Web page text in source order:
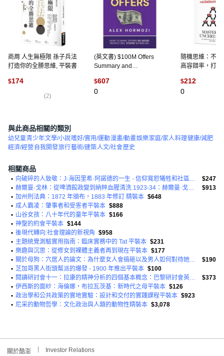
商周 人生無極限 孫子兵法
打造你的全勝思維, 平裝書
$174
(2)
(英文書) $100M Offers
Summary and
Make Offers So Good
People Feel Stupi... 精裝
$607
0
隨機思維：不
高容錯率，打破
書
$212
0
與此商品相關的類別
幼兒童青少年文學/小說嗜好/實用/運動漫畫/動畫娛樂家庭/家人料理健康/減肥
經濟/經營 自我開發旅行藝術/建築人文/社會歷史
相關商品
• 向破碎的人致敬：J·海因里希·阿諾德的一生 - 信仰寬恕犧牲和社區精裝的真實故事
$247
•
赫爾曼·戈林：從啤酒館政變到納粹血腥清洗 1923-34：赫爾曼·戈林的個人相簿。第 2 卷精裝本
$913
• 加州刑法典：1872 年頒布，1883 年修訂 精裝本 $648
• 成人霸凌：肇事者和受害者平裝本 $888
• 山谷女孩：八十年代的童年平裝本 $166
• 神聖的約會平裝本 $144
• 後現代轉向:社會理論的新視角 $958
• 主題統覺測驗實用指南：臨床實務中的 Tat 平裝本 $231
• 樂趣與沉思：從修女到裸體主義者再到現在平裝本 $177
•
關於母狗：穴居人的論文：為什麼女人會搞砸以及男人如何對待她們平裝本
$190
• 芝加哥黑人街頭幫派的爆發 - 1900 年推出平裝本 $100
•
閱讀研討會十一：拉康的精神分析的四個基本概念：巴黎研討會英文平裝本
$373
• 伊西斯的面紗：海倫娜‧布拉瓦茨基：新時代之母平裝本 $126
• 政治學和公共政策的實地實驗：設計和交付的實踐課程平裝本 $923
• 尼采的動物哲學：文化政治與人類的動物性精裝本 $3,078
關於酷澎 Investor Relations